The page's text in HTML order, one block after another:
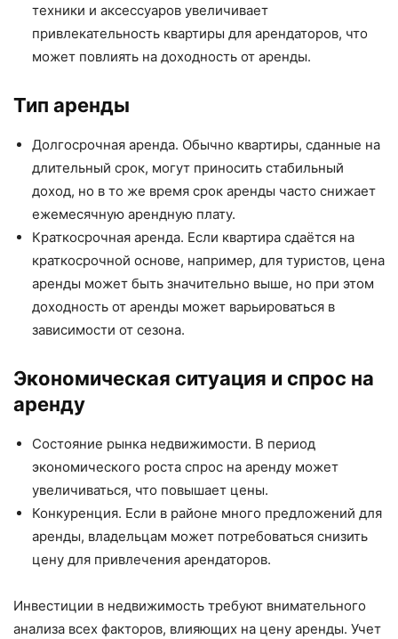
техники и аксессуаров увеличивает
привлекательность квартиры для арендаторов, что
может повлиять на доходность от аренды.
Тип аренды
Долгосрочная аренда. Обычно квартиры, сданные на
длительный срок, могут приносить стабильный
доход, но в то же время срок аренды часто снижает
ежемесячную арендную плату.
Краткосрочная аренда. Если квартира сдаётся на
краткосрочной основе, например, для туристов, цена
аренды может быть значительно выше, но при этом
доходность от аренды может варьироваться в
зависимости от сезона.
Экономическая ситуация и спрос на
аренду
Состояние рынка недвижимости. В период
экономического роста спрос на аренду может
увеличиваться, что повышает цены.
Конкуренция. Если в районе много предложений для
аренды, владельцам может потребоваться снизить
цену для привлечения арендаторов.
Инвестиции в недвижимость требуют внимательного
анализа всех факторов, влияющих на цену аренды. Учет